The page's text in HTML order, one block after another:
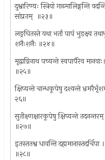
दुश्वारिण्यः स्त्रियो गाढमालिङ्गन्ति
सांप्रतम् ‍ ॥२३॥
लङ्रघितस्ते यथा भर्तां पापं भुङक्ष्व
शनैःशनैः ॥२४॥
मृद्वाग्निनाथ पच्यन्ते स्वपापैरेव
॥२५॥
क्षिप्यन्ते चान्धकूपेषु दश्यन्ते
२६॥
सुतीक्ष्णक्षारकूपेषु क्षिप्यन्ते
॥२७॥
इतस्ततश्व धावन्ति
॥२८॥